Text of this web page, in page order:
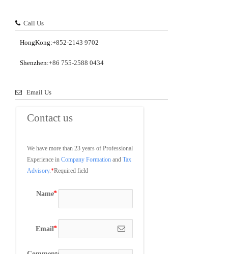
Call Us
HongKong:+852-2143 9702
Shenzhen:+86 755-2588 0434
Email Us
Contact us
We have more than 23 years of Professional
Experience in Company Formation and Tax
Advisory.*Required field
Name
Email